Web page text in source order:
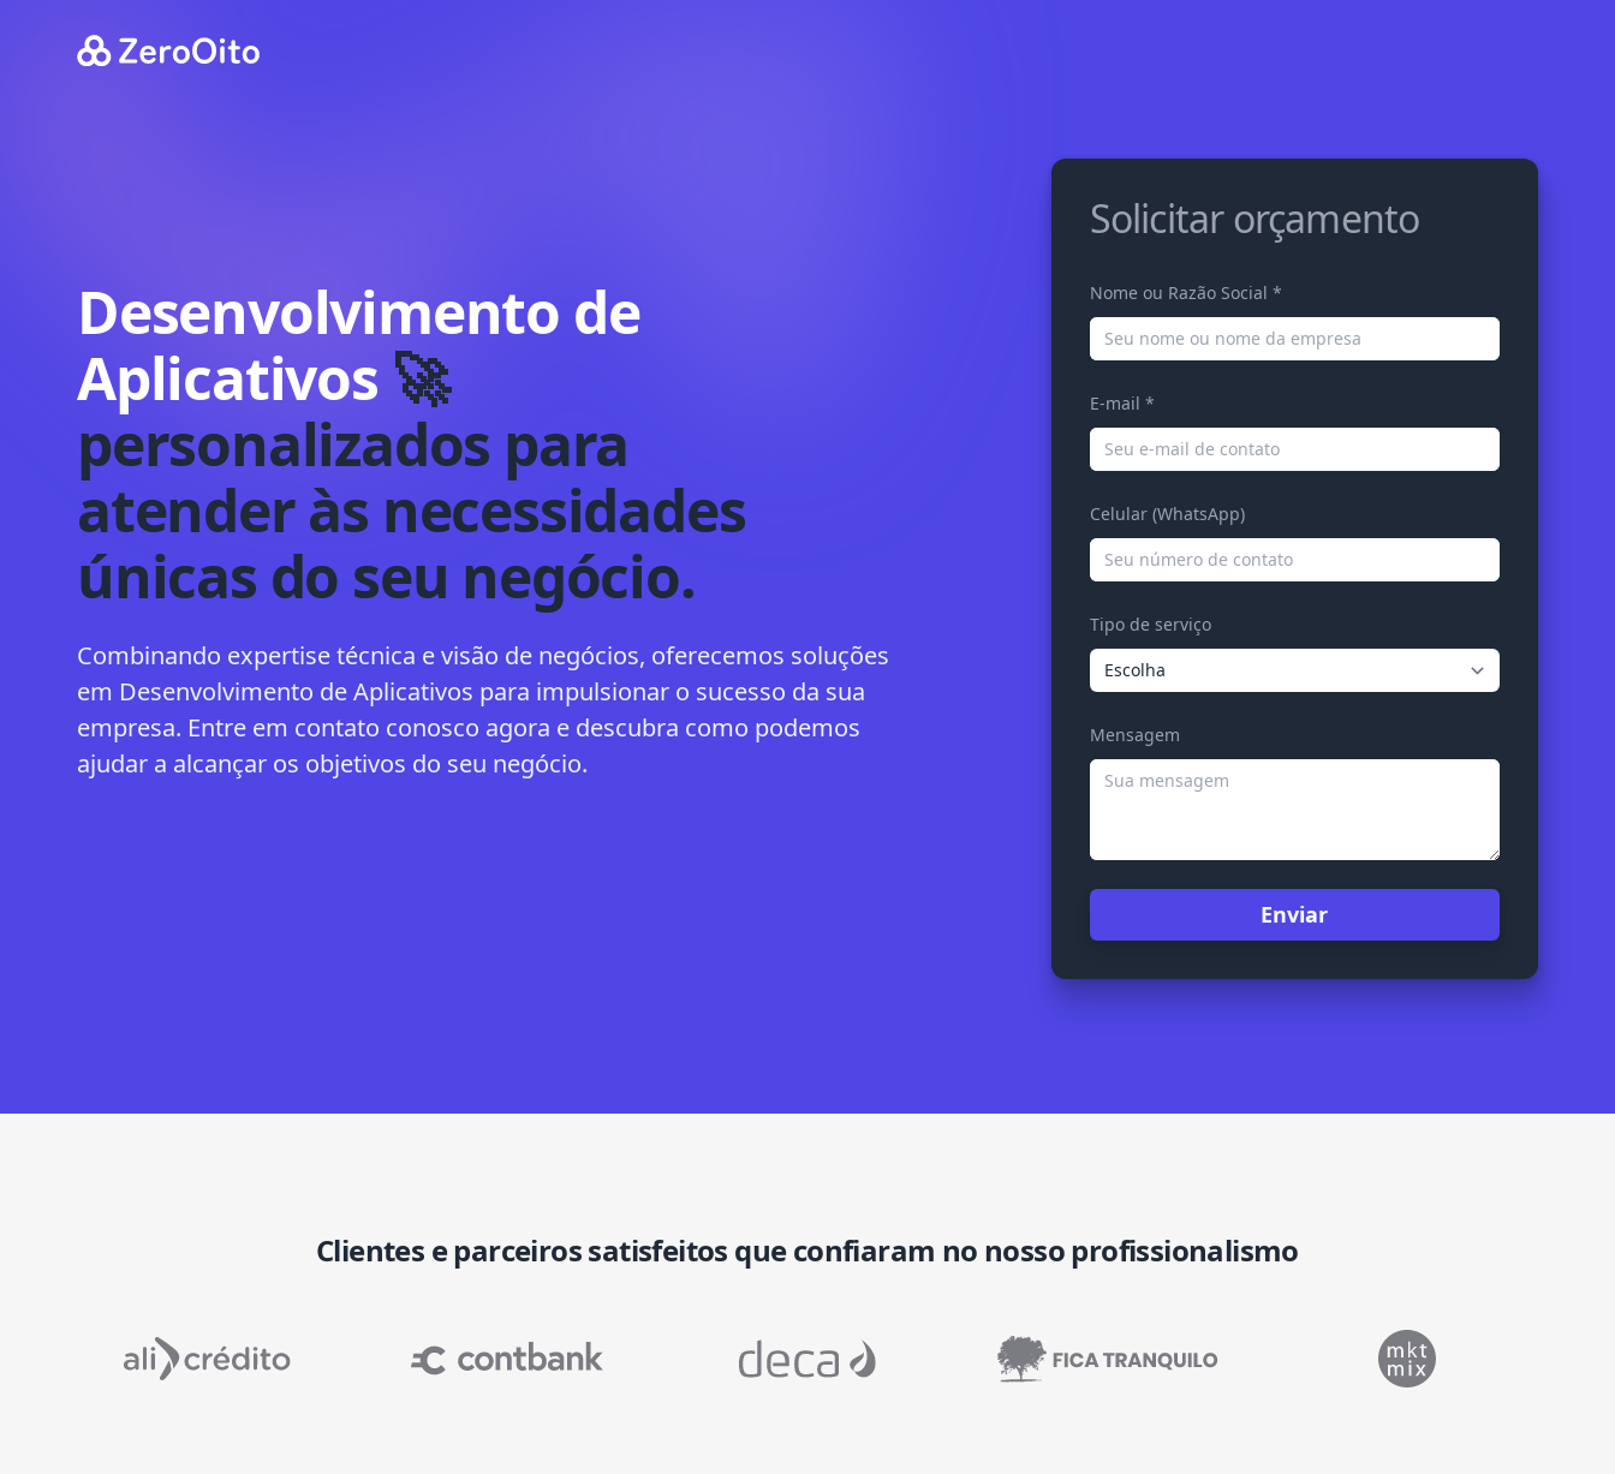
Your Company
Desenvolvimento de
Aplicativos 🚀
personalizados para
atender às necessidades
únicas do seu negócio.
Combinando expertise técnica e visão de negócios, oferecemos soluções
em Desenvolvimento de Aplicativos para impulsionar o sucesso da sua
empresa. Entre em contato conosco agora e descubra como podemos
ajudar a alcançar os objetivos do seu negócio.
Solicitar orçamento
Nome ou Razão Social *
E-mail *
Celular (WhatsApp)
Tipo de serviço
Mensagem
Enviar
Clientes e parceiros satisfeitos que confiaram no nosso profissionalismo